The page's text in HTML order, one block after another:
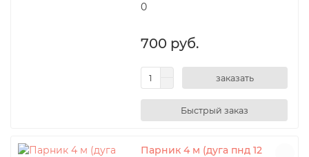
0
700 руб.
заказать
Парник 4 м (дуга пнд 12